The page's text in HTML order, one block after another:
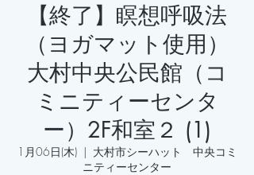
【終了】瞑想呼吸法
（ヨガマット使用）
大村中央公民館（コ
ミニティーセンタ
ー）2F和室２ (1)
1月06日(木)
  |
大村市シーハット 中央コミ
ニティーセンター